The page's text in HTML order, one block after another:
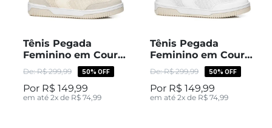
Tênis Pegada
Feminino em Couro
Milk 211805-07
R$ 299,99 50% OFF
R$ 149,99
em até 2x de R$ 74,99
Tênis Pegada
Feminino em Couro
Branco 211805-01
R$ 299,99 50% OFF
R$ 149,99
em até 2x de R$ 74,99